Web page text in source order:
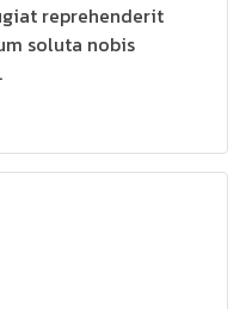
reprehenderit
soluta nobis